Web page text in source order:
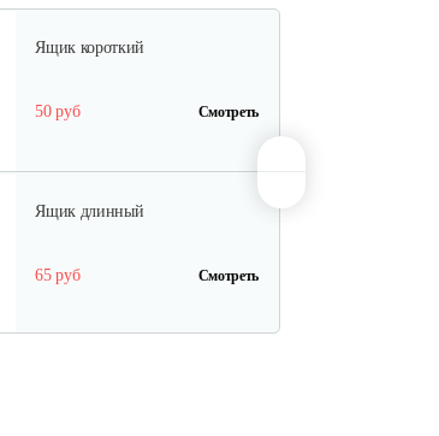
Ящик короткий
50 руб Смотреть
Ящик длинный
65 руб Смотреть